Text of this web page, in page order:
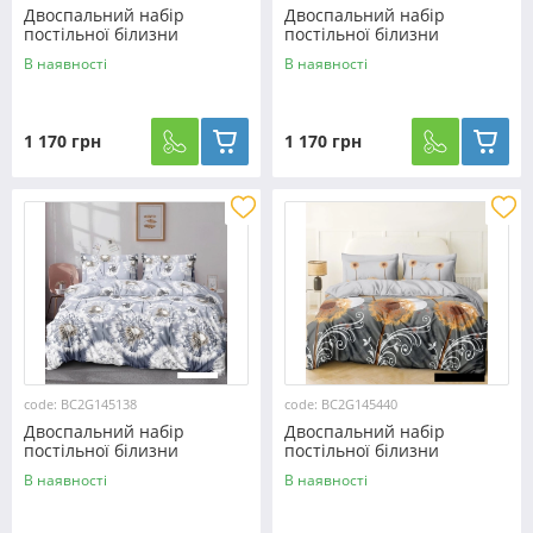
Двоспальний набір
постільної білизни
180*220 із Бязі "Gold" з
простирадлом на резинці
В наявності
1 170 грн
Двоспальний набір
постільної білизни
180*220 із Бязі "Gold" з
простирадлом на резинці
В наявності
1 170 грн
code: BC2G145138
Двоспальний набір
постільної білизни
180*220 із Бязі "Gold" з
простирадлом на резинці
В наявності
code: BC2G145440
Двоспальний набір
постільної білизни
180*220 із Бязі "Gold" з
простирадлом на резинці
В наявності